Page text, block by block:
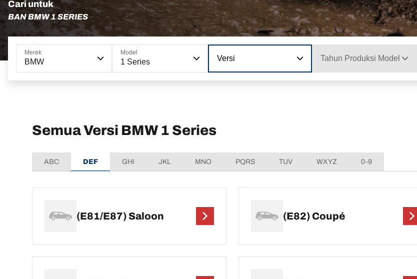
Cari untuk
BAN BMW 1 SERIES
Merek
BMW
Model
1 Series Versi Tahun Produksi Model
Semua Versi BMW 1 Series
ABC DEF GHI JKL MNO PQRS TUV WXYZ 0-9
(E81/E87) Saloon (E82) Coupé